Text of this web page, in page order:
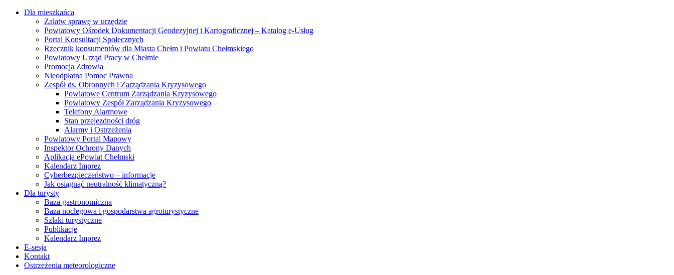
Dla mieszkańca
Załatw sprawę w urzędzie
Powiatowy Ośrodek Dokumentacji Geodezyjnej i Kartograficznej – Katalog e-Usług
Portal Konsultacji Społecznych
Rzecznik konsumentów dla Miasta Chełm i Powiatu Chełmskiego
Powiatowy Urząd Pracy w Chełmie
Promocja Zdrowia
Nieodpłatna Pomoc Prawna
Zespół ds. Obronnych i Zarządzania Kryzysowego
Powiatowe Centrum Zarządzania Kryzysowego
Powiatowy Zespół Zarządzania Kryzysowego
Telefony Alarmowe
Stan przejezdności dróg
Alarmy i Ostrzeżenia
Powiatowy Portal Mapowy
Inspektor Ochrony Danych
Aplikacja ePowiat Chełmski
Kalendarz Imprez
Cyberbezpieczeństwo – informacje
Jak osiągnąć neutralność klimatyczną?
Dla turysty
Baza gastronomiczna
Baza noclegowa i gospodarstwa agroturystyczne
Szlaki turystyczne
Publikacje
Kalendarz Imprez
E-sesja
Kontakt
Ostrzeżenia meteorologiczne